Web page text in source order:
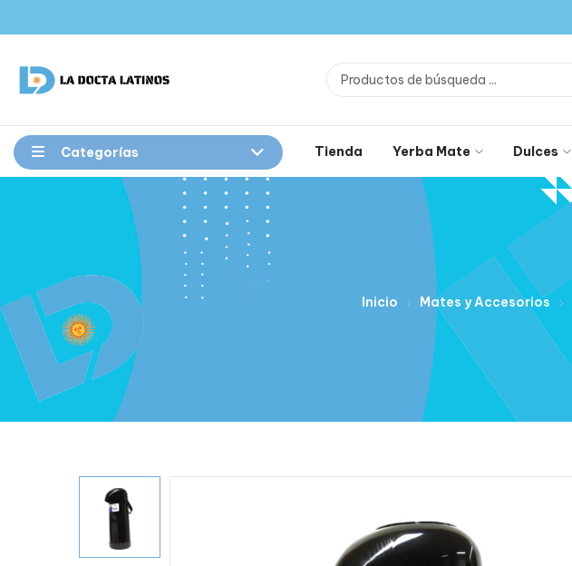
Categorías Tienda Yerba Mate Dulces
Inicio Mates y Accesorios